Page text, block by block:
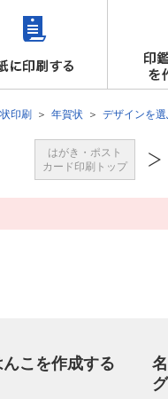
印刷 年賀状 デザインを
はがき・ポスト
カード印刷トップ
こを作成する